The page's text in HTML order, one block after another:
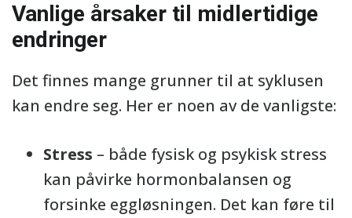
Vanlige årsaker til midlertidige
endringer
Det finnes mange grunner til at syklusen
kan endre seg. Her er noen av de vanligste:
Stress – både fysisk og psykisk stress
kan påvirke hormonbalansen og
forsinke eggløsningen. Det kan føre til